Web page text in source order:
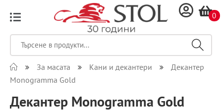
0
За масата Кани и декантери
Декантер
Monogramma Gold
Декантер Monogramma Gold